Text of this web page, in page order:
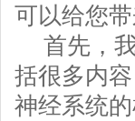
可以给您带
首先，
括很多内
神经系统